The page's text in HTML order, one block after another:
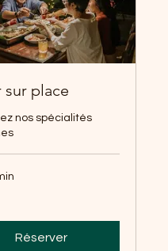
sur place
nos spécialités
Réserver